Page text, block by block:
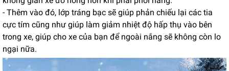
- Thêm vào đó, lớp tráng bạc sẽ giúp phản chiếu lại các tia
cực tím cũng như giúp làm giảm nhiệt độ hấp thụ vào bên
trong xe, giúp cho xe của bạn để ngoài nắng sẽ không còn lo
ngại nữa.